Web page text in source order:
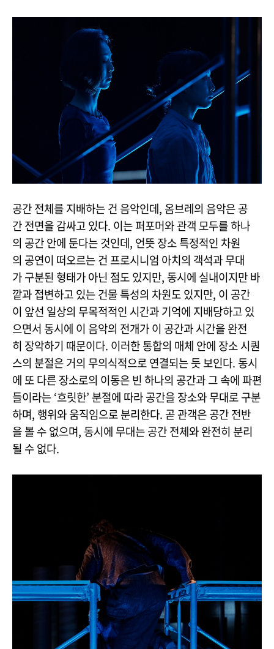
공간 전체를 지배하는 건 음악인데, 옴브레의 음악은 공
간 전면을 감싸고 있다. 이는 퍼포머와 관객 모두를 하나
의 공간 안에 둔다는 것인데, 언뜻 장소 특정적인 차원
의 공연이 떠오르는 건 프로시니엄 아치의 객석과 무대
가 구분된 형태가 아닌 점도 있지만, 동시에 실내이지만 바
깥과 접변하고 있는 건물 특성의 차원도 있지만, 이 공간
이 앞선 일상의 무목적적인 시간과 기억에 지배당하고 있
으면서 동시에 이 음악의 전개가 이 공간과 시간을 완전
히 장악하기 때문이다. 이러한 통합의 매체 안에 장소 시퀀
스의 분절은 거의 무의식적으로 연결되는 듯 보인다. 동시
에 또 다른 장소로의 이동은 빈 하나의 공간과 그 속에 파편
들이라는 ‘흐릿한’ 분절에 따라 공간을 장소와 무대로 구분
하며, 행위와 움직임으로 분리한다. 곧 관객은 공간 전반
을 볼 수 없으며, 동시에 무대는 공간 전체와 완전히 분리
될 수 없다.